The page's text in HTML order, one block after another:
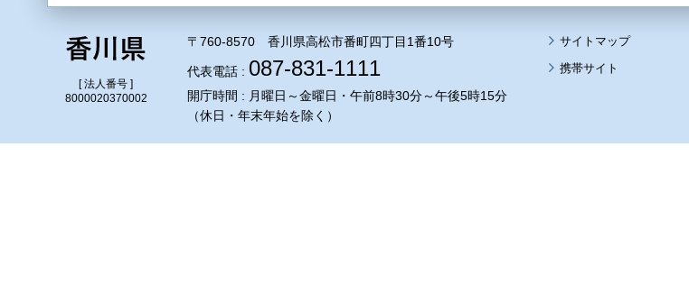
[ 法人番号 ]
8000020370002
〒760-8570 香川県高松市番町四丁目1番10号
代表電話 : 087-831-1111
開庁時間 : 月曜日～金曜日・午前8時30分～午後5時15分
（休日・年末年始を除く）
サイトマップ
携帯サイト